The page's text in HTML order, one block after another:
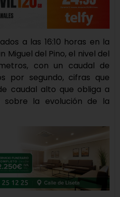
a las 16:10 horas en la
Miguel del Pino, el nivel del
con un caudal de
por segundo, cifras que
caudal alto que obliga a
sobre la evolución de la